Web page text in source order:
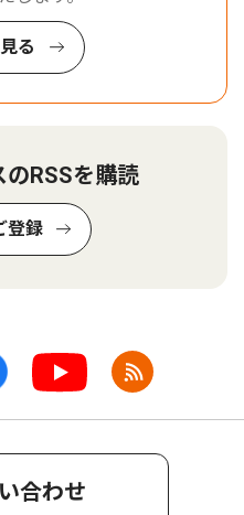
る
のRSSを購読
登録
合わせ